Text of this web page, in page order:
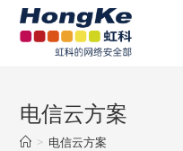
电信云方案
> 电信云方案